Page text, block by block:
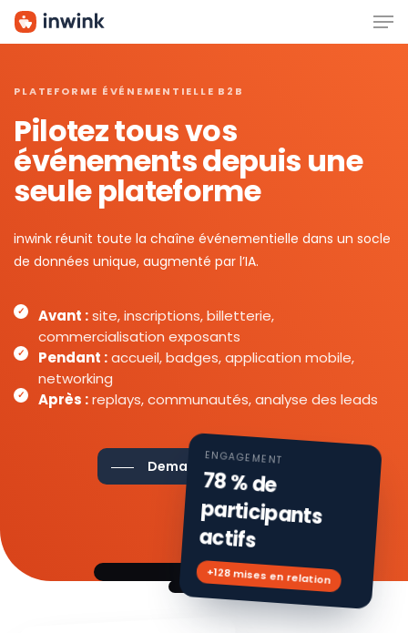
Skip
PLATEFORME ÉVÉNEMENTIELLE B2B
Pilotez tous vos
événements depuis une
seule plateforme
inwink réunit toute la chaîne événementielle dans un socle
de données unique, augmenté par l’IA.
Avant :site, inscriptions, billetterie,
commercialisation exposants
Pendant :accueil, badges, application mobile,
networking
Après :replays, communautés, analyse des leads
Demander une démo
ENGAGEMENT
78 % de
participants
actifs
+128 mises en relation